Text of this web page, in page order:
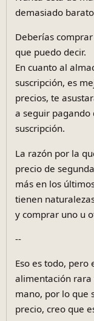
demasiado
Deberías
que puedo decir.
En cuanto al
suscripción, es
precios, te
a seguir pagando
suscripción.
La razón por la
precio de
más en los
tienen
y comprar uno u
--
Eso es todo, pero
alimentación rara
mano, por lo que
precio, creo que